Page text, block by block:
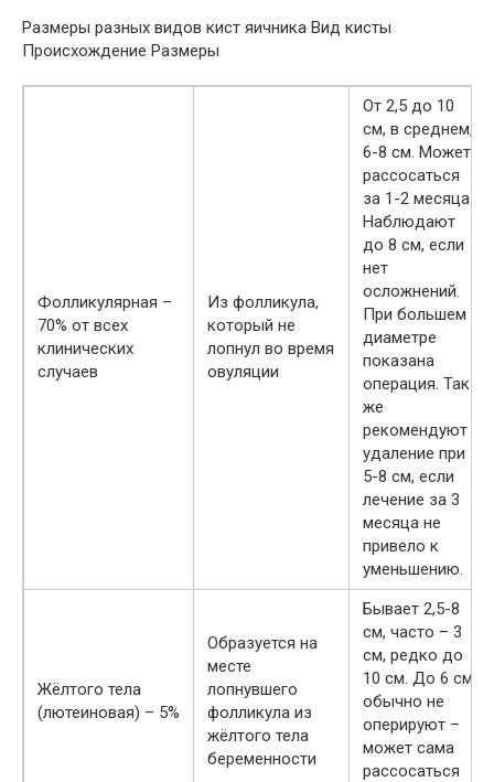
Размеры разных видов кист яичника Вид кисты
Происхождение Размеры
Фолликулярная –
70% от всех
клинических
случаев
Из фолликула,
который не
лопнул во время
овуляции
От 2,5 до 10
см, в среднем,
6-8 см. Может
рассосаться
за 1-2 месяца.
Наблюдают
до 8 см, если
нет
осложнений.
При большем
диаметре
показана
операция. Так
же
рекомендуют
удаление при
5-8 см, если
лечение за 3
месяца не
привело к
уменьшению.
Жёлтого тела
(лютеиновая) – 5%
Образуется на
месте
лопнувшего
фолликула из
жёлтого тела
беременности
Бывает 2,5-8
см, часто – 3
см, редко до
10 см. До 6 см
обычно не
оперируют –
может сама
рассосаться